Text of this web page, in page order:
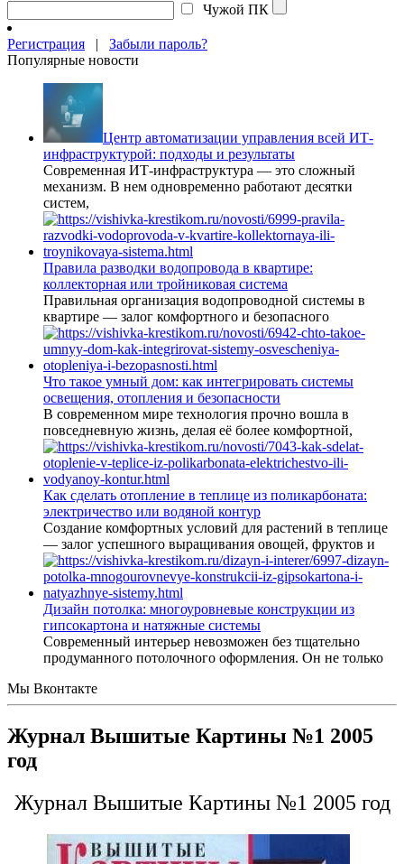
Чужой ПК
Регистрация | Забыли пароль?
Популярные новости
Центр автоматизации управления всей ИТ-
инфраструктурой: подходы и результаты
Современная ИТ-инфраструктура — это сложный
механизм. В нем одновременно работают десятки
систем,
Правила разводки водопровода в квартире:
коллекторная или тройниковая система
Правильная организация водопроводной системы в
квартире — залог комфортного и безопасного
Что такое умный дом: как интегрировать системы
освещения, отопления и безопасности
В современном мире технология прочно вошла в
повседневную жизнь, делая её более комфортной,
Как сделать отопление в теплице из поликарбоната:
электричество или водяной контур
Создание комфортных условий для растений в теплице
— залог успешного выращивания овощей, фруктов и
Дизайн потолка: многоуровневые конструкции из
гипсокартона и натяжные системы
Современный интерьер невозможен без тщательно
продуманного потолочного оформления. Он не только
Мы Вконтакте
Журнал Вышитые Картины №1 2005
год
Журнал Вышитые Картины №1 2005 год